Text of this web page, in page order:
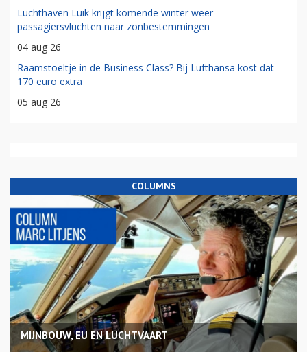
Luchthaven Luik krijgt komende winter weer
passagiersvluchten naar zonbestemmingen
04 aug 26
Raamstoeltje in de Business Class? Bij Lufthansa kost dat
170 euro extra
05 aug 26
COLUMNS
MIJNBOUW, EU EN LUCHTVAART